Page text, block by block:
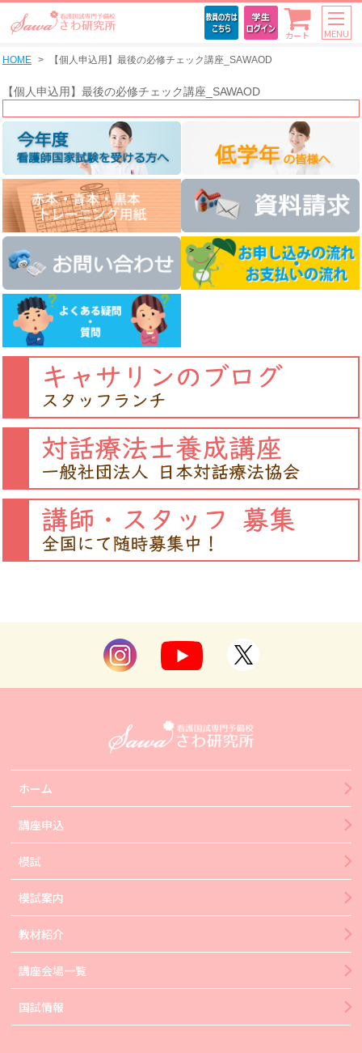
カート MENU
HOME 【個人申込用】最後の必修チェック講座_SAWAOD
【個人申込用】最後の必修チェック講座_SAWAOD
ホーム
講座申込
模試
模試案内
教材紹介
講座会場一覧
国試情報